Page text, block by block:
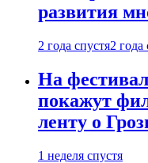
развития
2 года спустя2 года
На
покажут
ленту о
1 неделя спустя